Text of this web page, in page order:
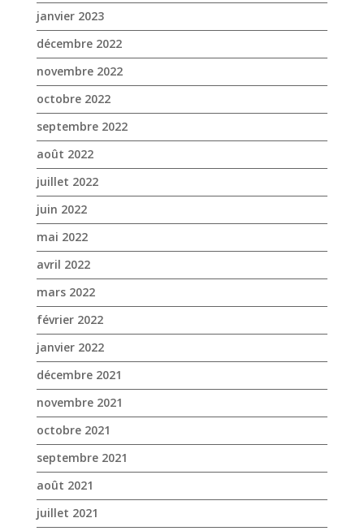
janvier 2023
décembre 2022
novembre 2022
octobre 2022
septembre 2022
août 2022
juillet 2022
juin 2022
mai 2022
avril 2022
mars 2022
février 2022
janvier 2022
décembre 2021
novembre 2021
octobre 2021
septembre 2021
août 2021
juillet 2021